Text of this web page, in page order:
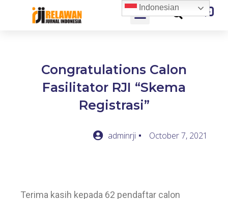
Congratulations Calon
Fasilitator RJI “Skema
Registrasi”
adminrji October 7, 2021
Terima kasih kepada 62 pendaftar calon
Indonesian